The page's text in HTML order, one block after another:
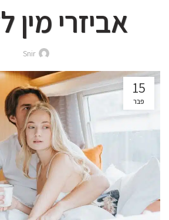
אביזרי מין
Snir
15
פבר